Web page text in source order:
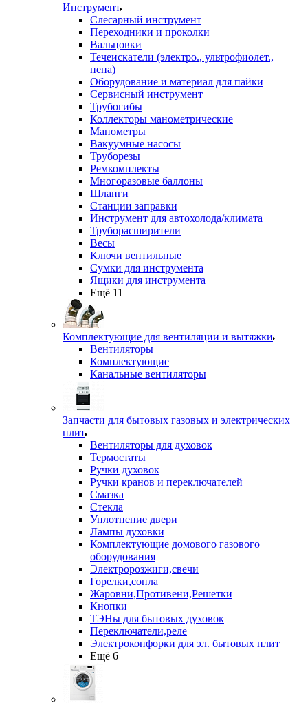
Инструмент
Слесарный инструмент
Переходники и проколки
Вальцовки
Течеискатели (электро., ультрофиолет.,
пена)
Оборудование и материал для пайки
Сервисный инструмент
Трубогибы
Коллекторы манометрические
Манометры
Вакуумные насосы
Труборезы
Ремкомплекты
Многоразовые баллоны
Шланги
Станции заправки
Инструмент для автохолода/климата
Труборасширители
Весы
Ключи вентильные
Сумки для инструмента
Ящики для инструмента
Ещё 11
Комплектующие для вентиляции и вытяжки
Вентиляторы
Комплектующие
Канальные вентиляторы
Запчасти для бытовых газовых и электрических
плит
Вентиляторы для духовок
Термостаты
Ручки духовок
Ручки кранов и переключателей
Смазка
Стекла
Уплотнение двери
Лампы духовки
Комплектующие домового газового
оборудования
Электророзжиги,свечи
Горелки,сопла
Жаровни,Противени,Решетки
Кнопки
ТЭНы для бытовых духовок
Переключатели,реле
Электроконфорки для эл. бытовых плит
Ещё 6